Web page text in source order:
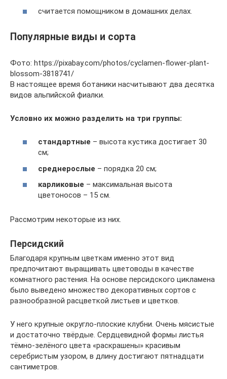
считается помощником в домашних делах.
Популярные виды и сорта
Фото: https://pixabay.com/photos/cyclamen-flower-plant-
blossom-3818741/
В настоящее время ботаники насчитывают два десятка
видов альпийской фиалки.
Условно их можно разделить на три группы:
стандартные – высота кустика достигает 30
см;
среднерослые – порядка 20 см;
карликовые – максимальная высота
цветоносов – 15 см.
Рассмотрим некоторые из них.
Персидский
Благодаря крупным цветкам именно этот вид
предпочитают выращивать цветоводы в качестве
комнатного растения. На основе персидского цикламена
было выведено множество декоративных сортов с
разнообразной расцветкой листьев и цветков.
У него крупные округло-плоские клубни. Очень мясистые
и достаточно твёрдые. Сердцевидной формы листья
тёмно-зелёного цвета «раскрашены» красивым
серебристым узором, в длину достигают пятнадцати
сантиметров.